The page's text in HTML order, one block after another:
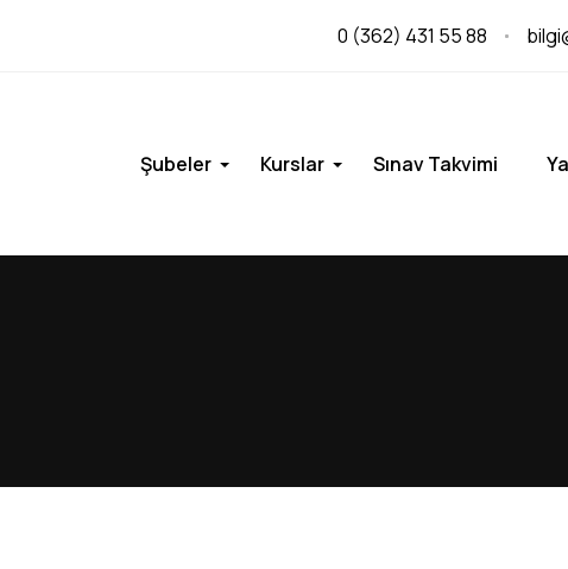
0 (362) 431 55 88
Şubeler Kurslar Sınav Takvimi